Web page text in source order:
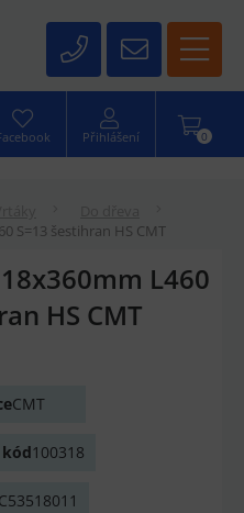
0
Přihlášení
S=13 šestihran HS CMT
L460
HS CMT
CMT
kód100318